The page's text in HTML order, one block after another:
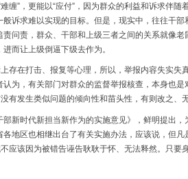
缠”，更能以“应付”，因为群众的利益和诉求伴随
诉求难以实现的目标。但是，现实中，往往干
问责，群众、干部和上级三者之间的关系就像老
而让上级倒逼下级去作为。
存在打击、报复等心理，所以，举报内容失实失
为，有关部门对群众的监督举报核查，本身也是
有发生类似问题的倾向性和苗头性，有则改之、无
新时代新担当新作为的实施意见》，鲜明提出，
地区也相继出台了有关实施办法，应该说，但凡
应该因为被错告诬告耿耿于怀、无法释然。只要